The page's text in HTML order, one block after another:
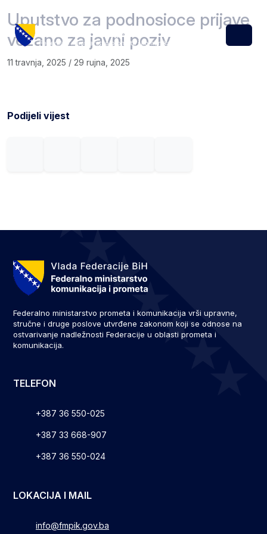
Menu
Uputstvo za podnosioce prijave
vezano za javni poziv
11 travnja, 2025 / 29 rujna, 2025
Podijeli vijest
Federalno ministarstvo prometa i komunikacija vrši upravne,
stručne i druge poslove utvrđene zakonom koji se odnose na
ostvarivanje nadležnosti Federacije u oblasti prometa i
komunikacija.
TELEFON
+387 36 550-025
+387 33 668-907
+387 36 550-024
LOKACIJA I MAIL
info@fmpik.gov.ba